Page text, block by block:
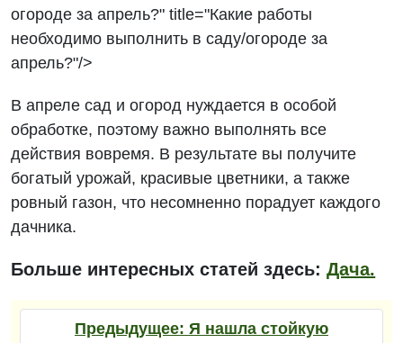
огороде за апрель?" title="Какие работы
необходимо выполнить в саду/огороде за
апрель?"/>
В апреле сад и огород нуждается в особой
обработке, поэтому важно выполнять все
действия вовремя. В результате вы получите
богатый урожай, красивые цветники, а также
ровный газон, что несомненно порадует каждого
дачника.
Больше интересных статей здесь:Дача.
Предыдущее: Я нашла стойкую